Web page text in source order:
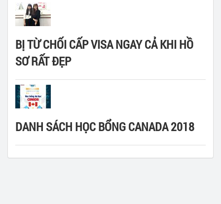
BỊ TỪ CHỐI CẤP VISA NGAY CẢ KHI HỒ
SƠ RẤT ĐẸP
DANH SÁCH HỌC BỔNG CANADA 2018